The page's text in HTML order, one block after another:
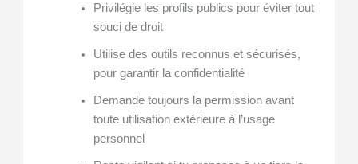
Privilégie les profils publics pour éviter tout
souci de droit
Utilise des outils reconnus et sécurisés,
pour garantir la confidentialité
Demande toujours la permission avant
toute utilisation extérieure à l’usage
personnel